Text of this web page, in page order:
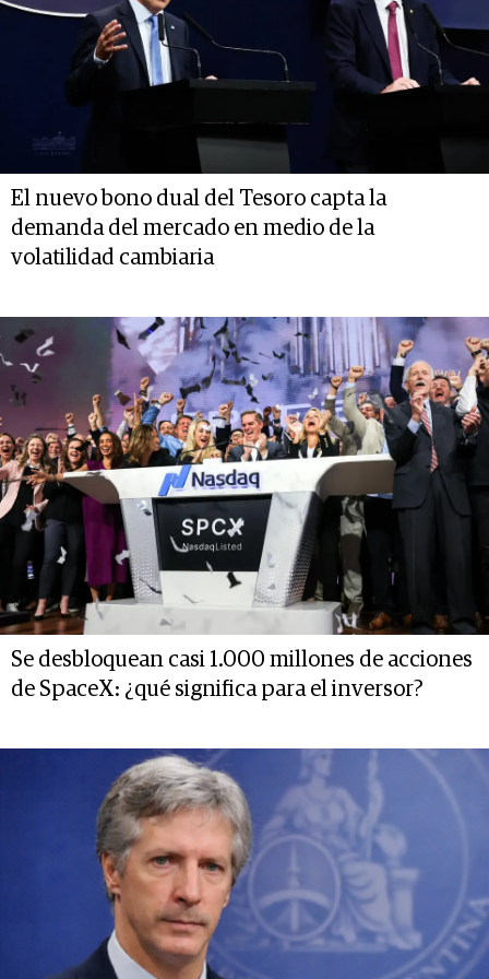
El nuevo bono dual del Tesoro capta la
demanda del mercado en medio de la
volatilidad cambiaria
Se desbloquean casi 1.000 millones de acciones
de SpaceX: ¿qué significa para el inversor?